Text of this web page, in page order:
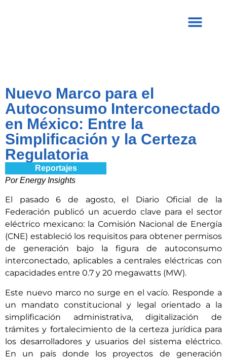
Nuevo Marco para el
Autoconsumo Interconectado
en México: Entre la
Simplificación y la Certeza
Regulatoria
Reportajes
Por Energy Insights
El pasado 6 de agosto, el Diario Oficial de la
Federación publicó un acuerdo clave para el sector
eléctrico mexicano: la Comisión Nacional de Energía
(CNE) estableció los requisitos para obtener permisos
de generación bajo la figura de autoconsumo
interconectado, aplicables a centrales eléctricas con
capacidades entre 0.7 y 20 megawatts (MW).
Este nuevo marco no surge en el vacío. Responde a
un mandato constitucional y legal orientado a la
simplificación administrativa, digitalización de
trámites y fortalecimiento de la certeza jurídica para
los desarrolladores y usuarios del sistema eléctrico.
En un país donde los proyectos de generación